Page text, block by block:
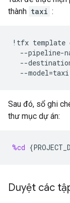
thành taxi :
! tfx template
--pipeline-
--
--model=taxi
Sau đó, sổ ghi
thư mục dự án:
%cd {
Duyệt các